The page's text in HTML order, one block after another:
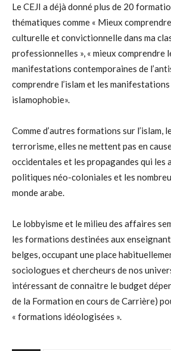
Le CEJI a déjà donné plus de 20
thématiques comme « Mieux
culturelle et convictionnelle dans ma
professionnelles », « mieux comprendre
manifestations contemporaines de
comprendre l’islam et les
islamophobie».
Comme d’autres formations sur l’islam,
terrorisme, elles ne mettent pas en
occidentales et les propagandes qui les
politiques néo-coloniales et les
monde arabe.
Le lobbyisme et le milieu des affaires
les formations destinées aux
belges, occupant une place
sociologues et chercheurs de nos
intéressant de connaitre le budget
de la Formation en cours de Carrière)
« formations idéologisées ».